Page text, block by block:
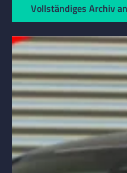
Vollständiges Archiv